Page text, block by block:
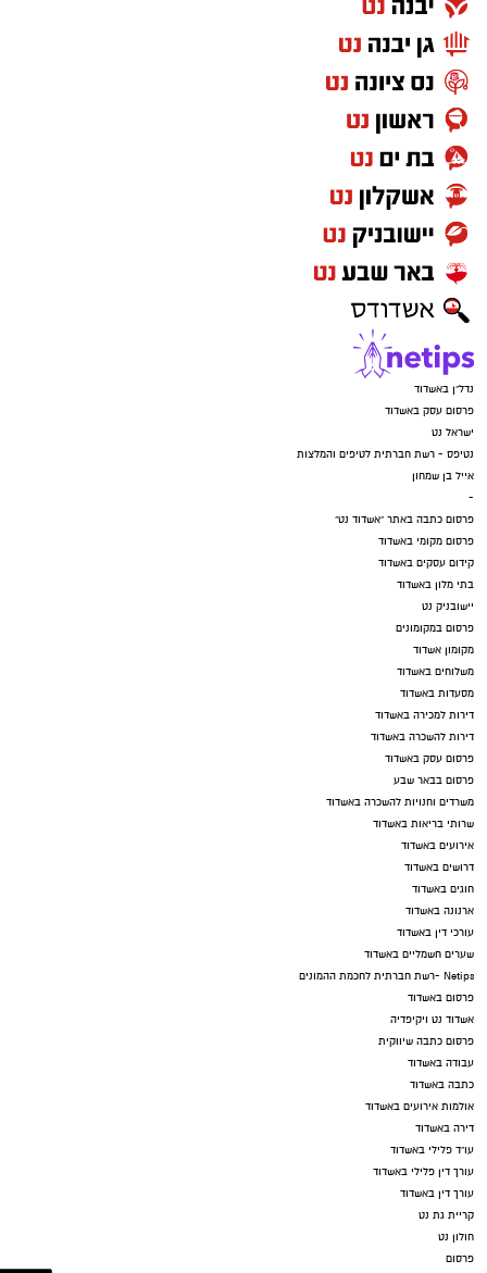
נדל"ן באשדוד
פרסום עסק באשדוד
ישראל נט
נטיפס - רשת חברתית לטיפים והמלצות
אייל בן שמחון
-
פרסום כתבה באתר "אשדוד נט"
פרסום מקומי באשדוד
קידום עסקים באשדוד
בתי מלון באשדוד
יישובניק נט
פרסום במקומונים
מקומון אשדוד
משלוחים באשדוד
מסעדות באשדוד
דירות למכירה באשדוד
דירות להשכרה באשדוד
פרסום עסק באשדוד
פרסום בבאר שבע
משרדים וחנויות להשכרה באשדוד
שרותי בריאות באשדוד
אירועים באשדוד
דרושים באשדוד
חוגים באשדוד
ארנונה באשדוד
עורכי דין באשדוד
שערים חשמליים באשדוד
Netips -רשת חברתית לחכמת ההמונים
פרסום באשדוד
אשדוד נט ויקיפדיה
פרסום כתבה שיווקית
עבודה באשדוד
כתבה באשדוד
אולמות אירועים באשדוד
דירה באשדוד
עו"ד פלילי באשדוד
עורך דין פלילי באשדוד
עורך דין באשדוד
קריית גת נט
חולון נט
פרסום